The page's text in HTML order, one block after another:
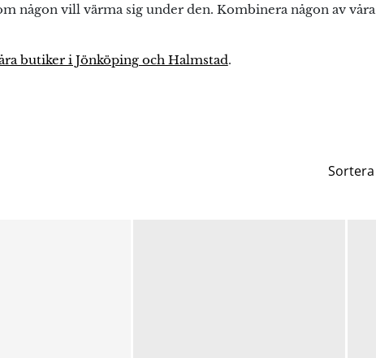
någon vill värma sig under den. Kombinera någon av våra
butiker i Jönköping och Halmstad.